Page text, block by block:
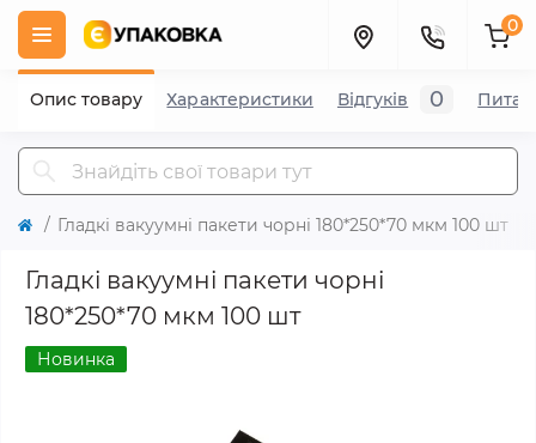
0
Гладкі вакуумні пакети чорні 180*250*70 мкм 100 шт
Гладкі вакуумні пакети чорні
180*250*70 мкм 100 шт
Новинка
Опис товару Характеристики Відгуків 0